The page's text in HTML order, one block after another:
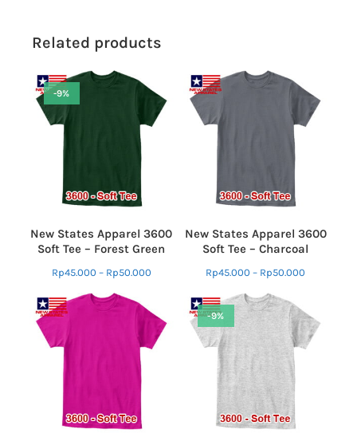
Related products
-9%
New States Apparel 3600
Soft Tee – Forest Green
Rp45.000 – Rp50.000
New States Apparel 3600
Soft Tee – Charcoal
Rp45.000 – Rp50.000
-9%